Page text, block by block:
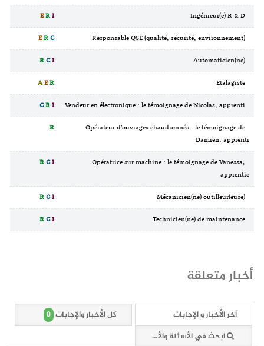
ERI
ERC
RCI
AER
CRI
Opérateur d’ouvrages chaudronnés : le témoignage de
Damien, apprenti
R
Opératrice sur machine : le témoignage de Vanessa,
apprentie
RCI
RCI
RCI
أخبار متعلقة
آخر الأخبار و الإجابات كل الأخبار والإجابات 0
ابحث في الأسئلة والأخبار (0 وثائق)